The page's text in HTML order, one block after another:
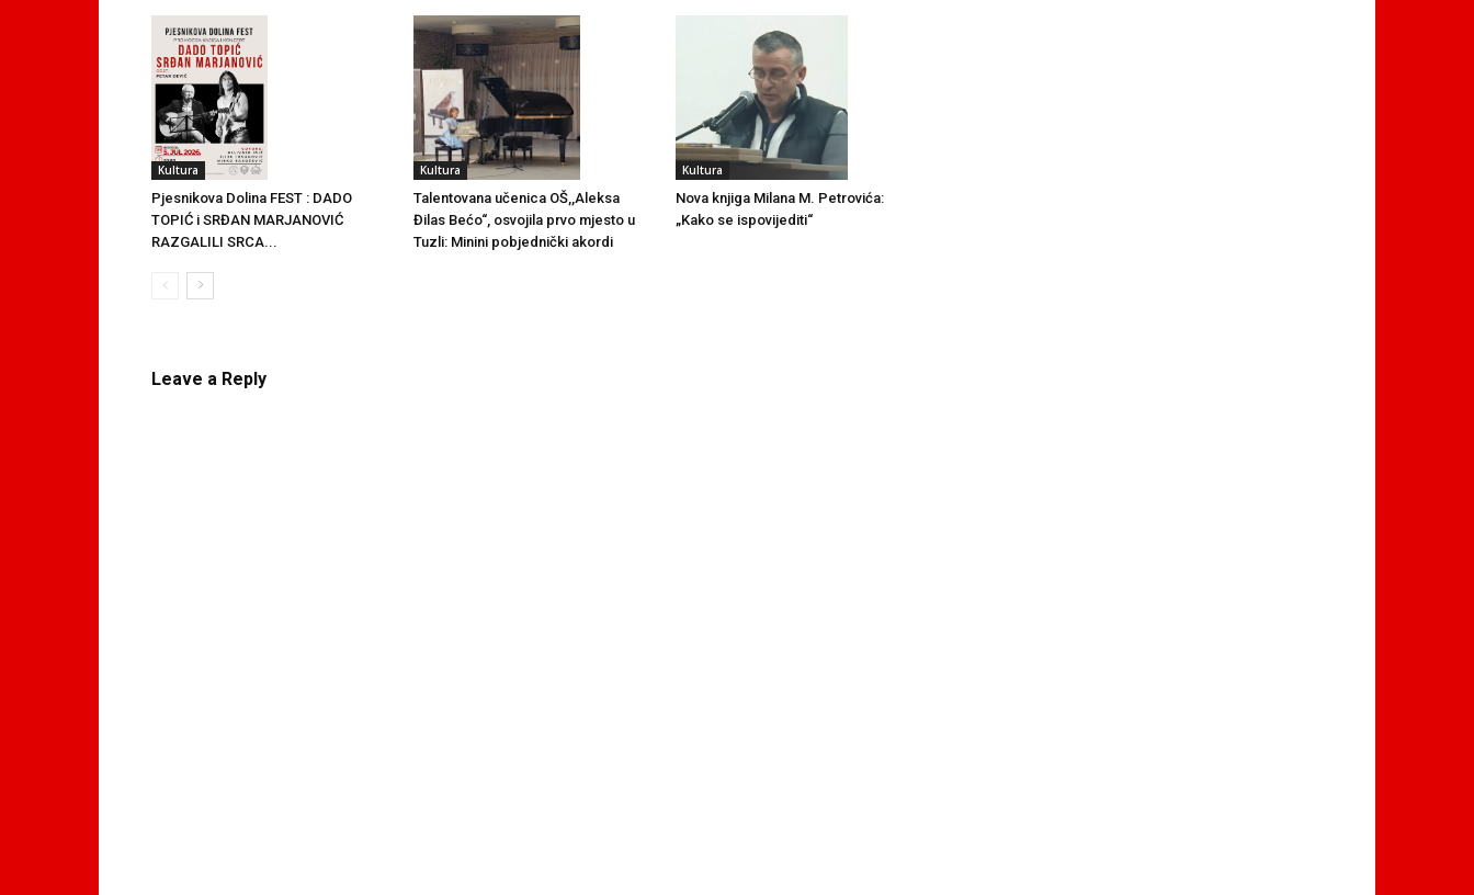
Kultura
Pjesnikova Dolina FEST : DADO
TOPIĆ i SRĐAN MARJANOVIĆ
RAZGALILI SRCA...
Kultura
Talentovana učenica OŠ,,Aleksa
Đilas Bećo“, osvojila prvo mjesto u
Tuzli: Minini pobjednički akordi
Kultura
Nova knjiga Milana M. Petrovića:
„Kako se ispovijediti“
Leave a Reply